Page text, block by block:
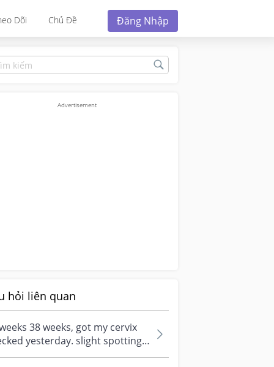
Dõi Chủ Đề Đăng Nhập
hỏi liên quan
38 weeks, got my cervix
yesterday. slight spotting
dark brown in colour. is...